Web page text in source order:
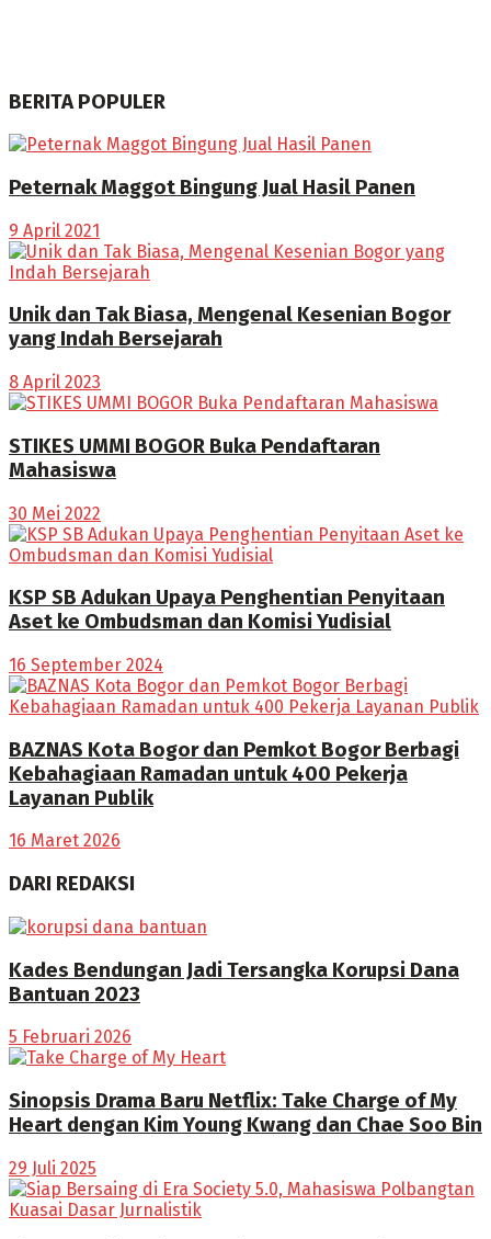
BERITA POPULER
Peternak Maggot Bingung Jual Hasil Panen
9 April 2021
Unik dan Tak Biasa, Mengenal Kesenian Bogor
yang Indah Bersejarah
8 April 2023
STIKES UMMI BOGOR Buka Pendaftaran
Mahasiswa
30 Mei 2022
KSP SB Adukan Upaya Penghentian Penyitaan
Aset ke Ombudsman dan Komisi Yudisial
16 September 2024
BAZNAS Kota Bogor dan Pemkot Bogor Berbagi
Kebahagiaan Ramadan untuk 400 Pekerja
Layanan Publik
16 Maret 2026
DARI REDAKSI
Kades Bendungan Jadi Tersangka Korupsi Dana
Bantuan 2023
5 Februari 2026
Sinopsis Drama Baru Netflix: Take Charge of My
Heart dengan Kim Young Kwang dan Chae Soo Bin
29 Juli 2025